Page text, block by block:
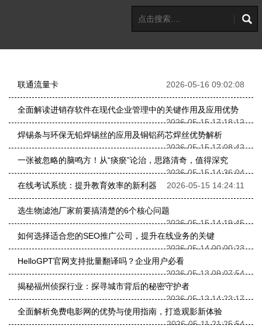
联通流量卡 2026-05-16 09:02:08
全面解读进销存软件在现代企业管理中的关键作用及应用优势
2026-05-15 17:18:12
焊锡条与环保无铅焊锡丝的应用及铜铝药芯焊丝优势解析
2026-05-15 17:08:42
一张被忽略的脑鸣方！从“痰瘀”论治，思路清奇，值得深究
2026-05-15 14:36:04
在线考试系统：提升教育效率的新利器
2026-05-15 14:24:11
选生物滤池厂家前要搞清楚的6个核心问题
2026-05-15 14:19:45
如何选择适合您的SEO推广公司，提升在线业务的关键
2026-05-14 00:00:23
HelloGPT官网支持批量翻译吗？企业用户必看
2026-05-13 09:07:54
揭秘福州侦探行业：探寻城市背后的秘密守护者
2026-05-12 14:23:17
全面解析免费电影网的优势与使用指南，打造观影新体验
2026-05-11 21:25:54